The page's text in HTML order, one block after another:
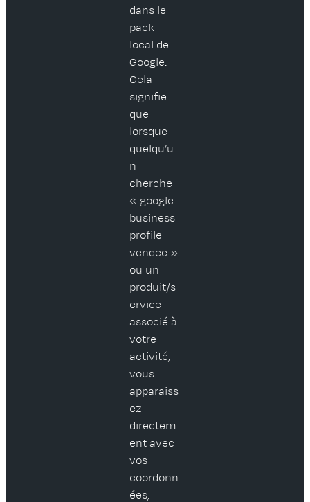
dans le
pack
local de
Google.
Cela
signifie
que
lorsque
quelqu’u
n
cherche
« google
business
profile
vendee »
ou un
produit/s
ervice
associé à
votre
activité,
vous
apparaiss
ez
directem
ent avec
vos
coordonn
ées,